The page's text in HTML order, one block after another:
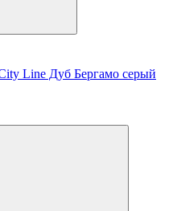
Line Дуб Бергамо серый